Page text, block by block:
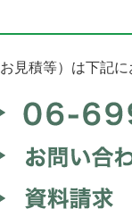
見積等）は下記に